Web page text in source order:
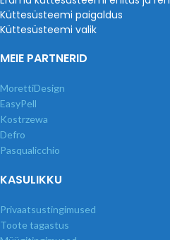
Küttesüsteemi paigaldus
Küttesüsteemi valik
MEIE PARTNERID
MorettiDesign
EasyPell
Kostrzewa
Defro
Pasqualicchio
KASULIKKU
Privaatsustingimused
Toote tagastus